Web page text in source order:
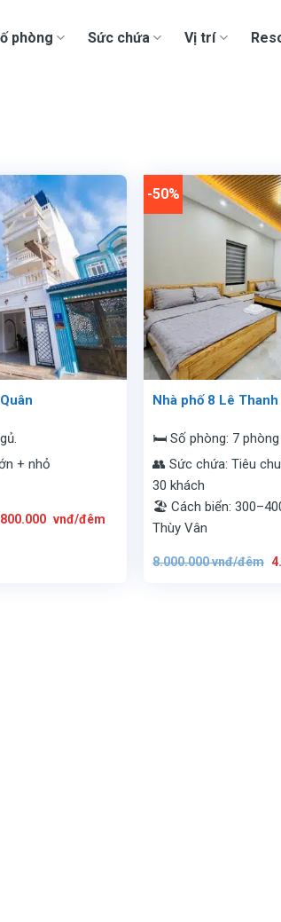
phòng Sức chứa Vị trí
+ nhỏ
vnđ/đêmhiện
5.800.000
-50%
Nhà phố 8 Lê
🛏️ Số phòng: 7 phòng
👥 Sức chứa: Tiêu
30 khách
🏖️ Cách biển:
Thùy Vân
8.000.000vnđ/đêm